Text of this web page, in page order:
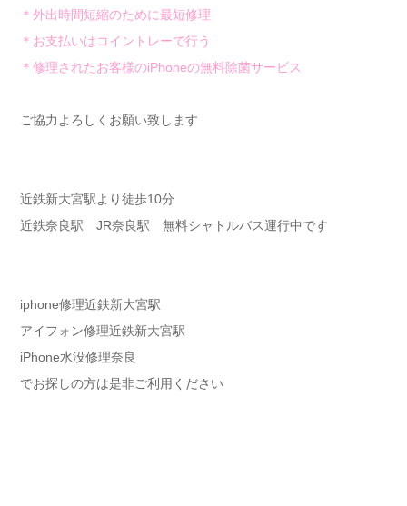
＊外出時間短縮のために最短修理
＊お支払いはコイントレーで行う
＊修理されたお客様のiPhoneの無料除菌サービス
ご協力よろしくお願い致します
近鉄新大宮駅より徒歩10分
近鉄奈良駅 JR奈良駅 無料シャトルバス運行中です
iphone修理近鉄新大宮駅
アイフォン修理近鉄新大宮駅
iPhone水没修理奈良
でお探しの方は是非ご利用ください